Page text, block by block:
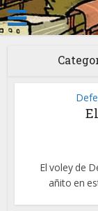
El voley de
añito en